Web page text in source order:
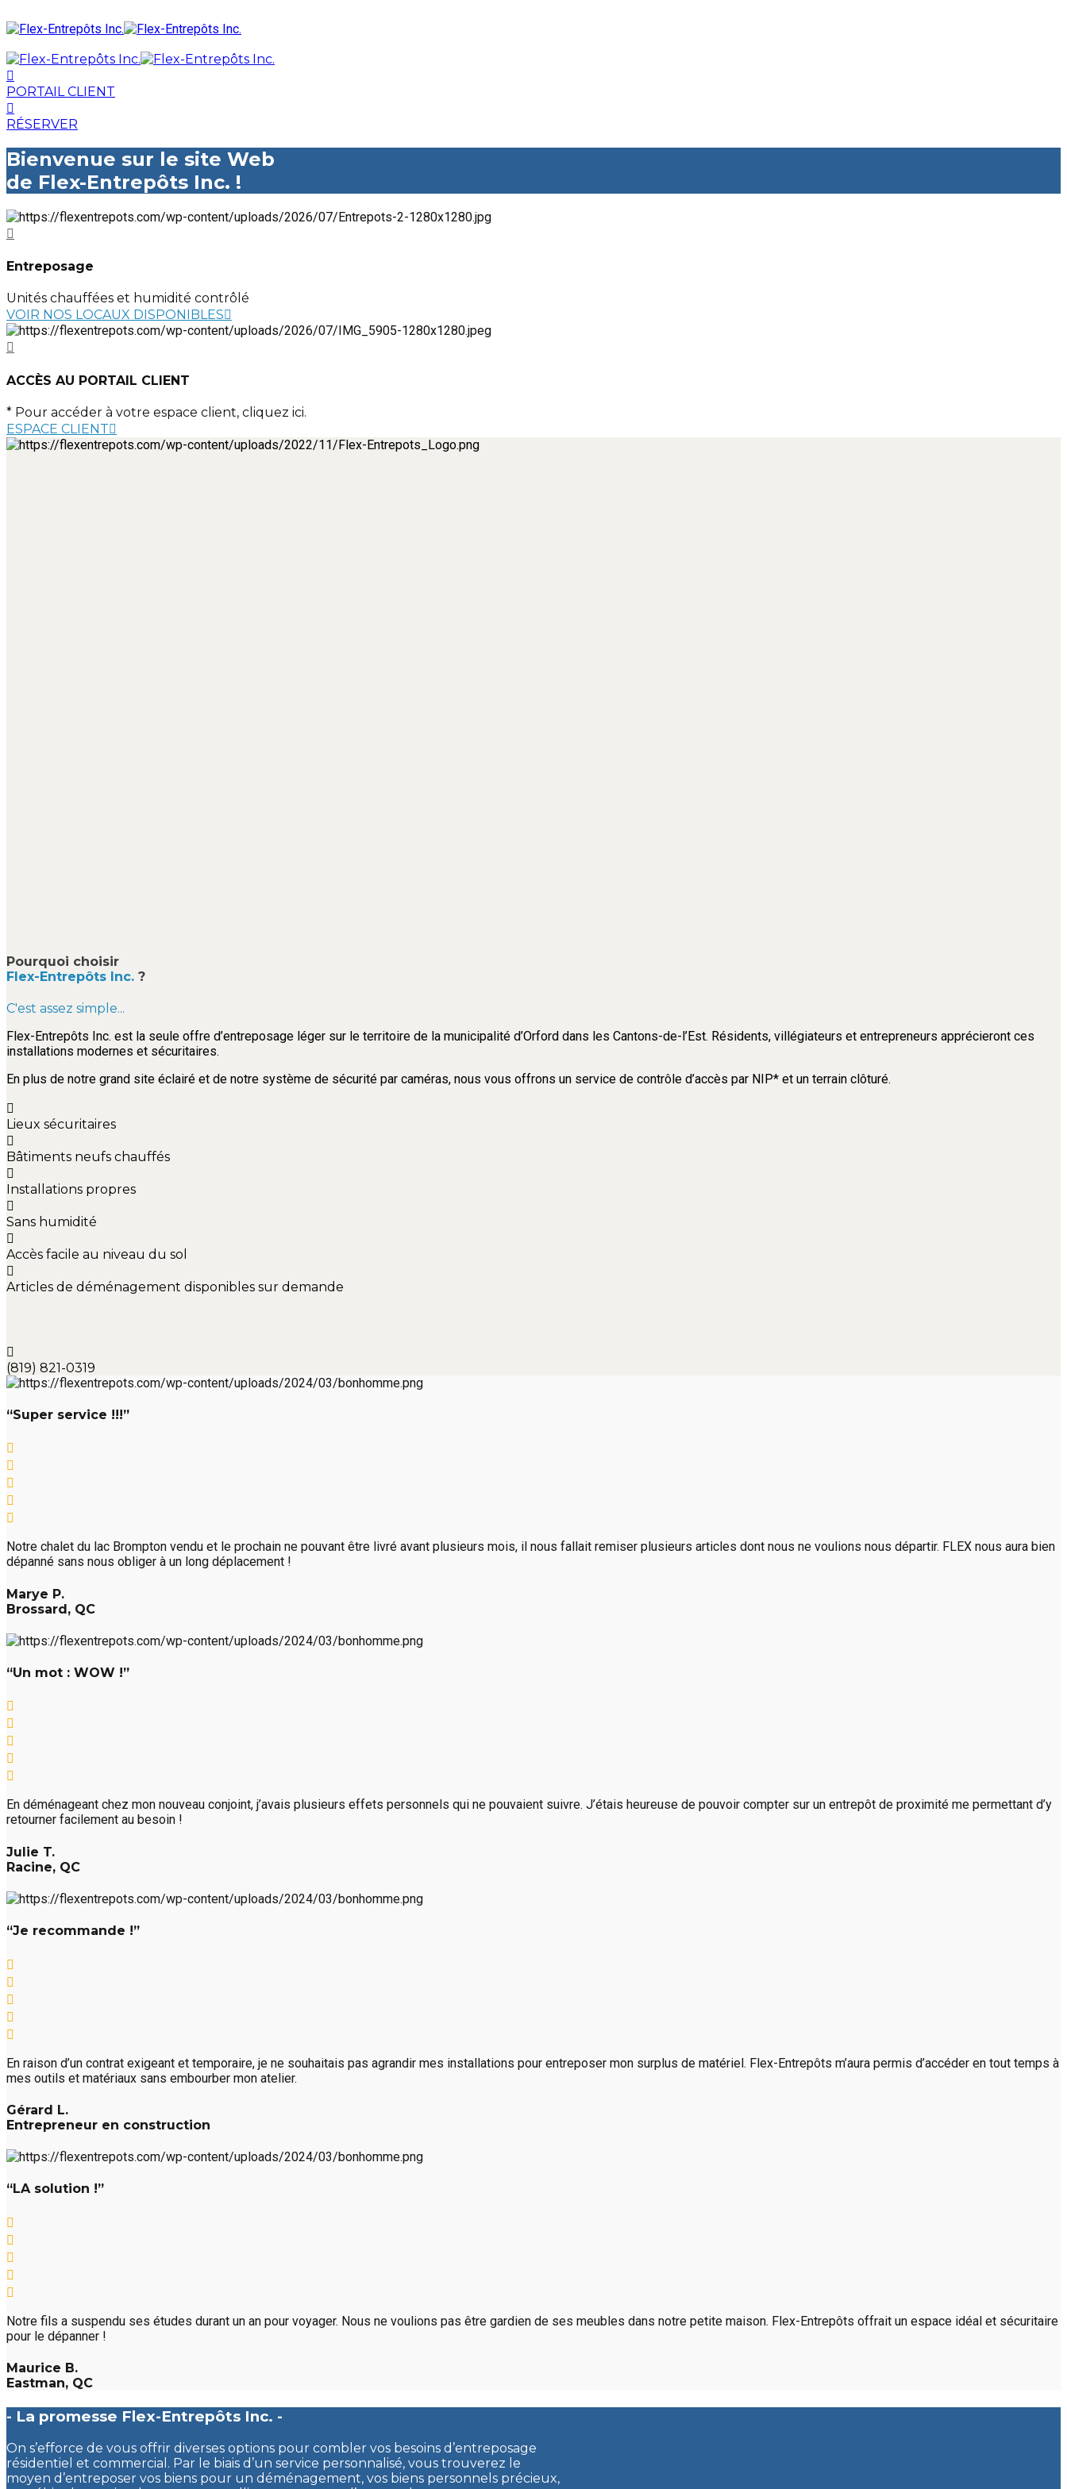
PORTAIL CLIENT
RÉSERVER
Bienvenue sur le site Web
de Flex-Entrepôts Inc. !
Entreposage
Unités chauffées et humidité contrôlé
VOIR NOS LOCAUX DISPONIBLES
ACCÈS AU PORTAIL CLIENT
* Pour accéder à votre espace client, cliquez ici.
ESPACE CLIENT
Pourquoi choisir
Flex-Entrepôts Inc. ?
C'est assez simple...
Flex-Entrepôts Inc. est la seule offre d’entreposage léger sur le territoire de la municipalité d’Orford dans les Cantons-de-l’Est. Résidents, villégiateurs et entrepreneurs apprécieront ces
installations modernes et sécuritaires.
En plus de notre grand site éclairé et de notre système de sécurité par caméras, nous vous offrons un service de contrôle d’accès par NIP* et un terrain clôturé.
Lieux sécuritaires
Bâtiments neufs chauffés
Installations propres
Sans humidité
Accès facile au niveau du sol
Articles de déménagement disponibles sur demande
(819) 821-0319
“Super service !!!”
Notre chalet du lac Brompton vendu et le prochain ne pouvant être livré avant plusieurs mois, il nous fallait remiser plusieurs articles dont nous ne voulions nous départir. FLEX nous aura bien
dépanné sans nous obliger à un long déplacement !
Marye P.
Brossard, QC
“Un mot : WOW !”
En déménageant chez mon nouveau conjoint, j’avais plusieurs effets personnels qui ne pouvaient suivre. J’étais heureuse de pouvoir compter sur un entrepôt de proximité me permettant d’y
retourner facilement au besoin !
Julie T.
Racine, QC
“Je recommande !”
En raison d’un contrat exigeant et temporaire, je ne souhaitais pas agrandir mes installations pour entreposer mon surplus de matériel. Flex-Entrepôts m’aura permis d’accéder en tout temps à
mes outils et matériaux sans embourber mon atelier.
Gérard L.
Entrepreneur en construction
“LA solution !”
Notre fils a suspendu ses études durant un an pour voyager. Nous ne voulions pas être gardien de ses meubles dans notre petite maison. Flex-Entrepôts offrait un espace idéal et sécuritaire
pour le dépanner !
Maurice B.
Eastman, QC
- La promesse Flex-Entrepôts Inc. -
On s’efforce de vous offrir diverses options pour combler vos besoins d’entreposage
résidentiel et commercial. Par le biais d’un service personnalisé, vous trouverez le
moyen d’entreposer vos biens pour un déménagement, vos biens personnels précieux,